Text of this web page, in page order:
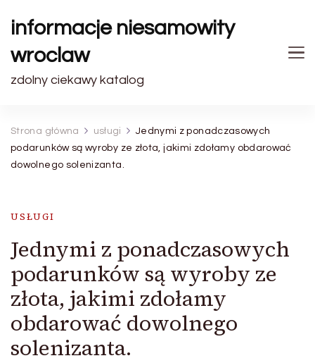
informacje niesamowity
wroclaw
zdolny ciekawy katalog
Strona główna usługi
Jednymi z ponadczasowych
podarunków są wyroby ze złota, jakimi zdołamy obdarować
dowolnego solenizanta.
USŁUGI
Jednymi z ponadczasowych
podarunków są wyroby ze
złota, jakimi zdołamy
obdarować dowolnego
solenizanta.